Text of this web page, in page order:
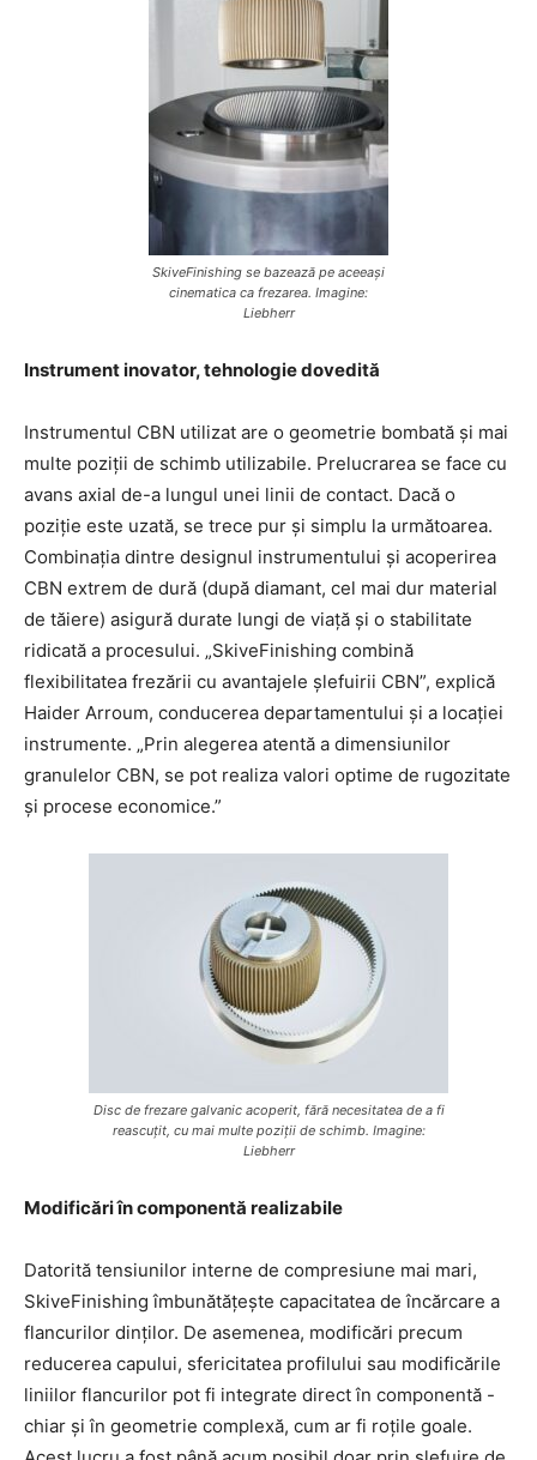
SkiveFinishing se bazează pe aceeași
cinematica ca frezarea. Imagine:
Liebherr
Instrument inovator, tehnologie dovedită
Instrumentul CBN utilizat are o geometrie bombată și mai
multe poziții de schimb utilizabile. Prelucrarea se face cu
avans axial de-a lungul unei linii de contact. Dacă o
poziție este uzată, se trece pur și simplu la următoarea.
Combinația dintre designul instrumentului și acoperirea
CBN extrem de dură (după diamant, cel mai dur material
de tăiere) asigură durate lungi de viață și o stabilitate
ridicată a procesului. „SkiveFinishing combină
flexibilitatea frezării cu avantajele șlefuirii CBN”, explică
Haider Arroum, conducerea departamentului și a locației
instrumente. „Prin alegerea atentă a dimensiunilor
granulelor CBN, se pot realiza valori optime de rugozitate
și procese economice.”
Disc de frezare galvanic acoperit, fără necesitatea de a fi
reascuțit, cu mai multe poziții de schimb. Imagine:
Liebherr
Modificări în componentă realizabile
Datorită tensiunilor interne de compresiune mai mari,
SkiveFinishing îmbunătățește capacitatea de încărcare a
flancurilor dinților. De asemenea, modificări precum
reducerea capului, sfericitatea profilului sau modificările
liniilor flancurilor pot fi integrate direct în componentă -
chiar și în geometrie complexă, cum ar fi roțile goale.